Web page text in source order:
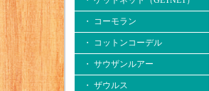
・ コーモラン
・ コットンコーデル
・ サウザンルアー
・ ザウルス